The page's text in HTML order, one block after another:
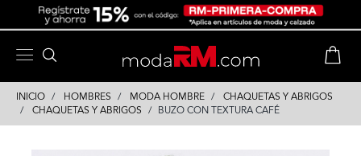
INICIO HOMBRES MODA HOMBRE
CHAQUETAS Y ABRIGOS
CHAQUETAS Y ABRIGOS
BUZO CON TEXTURA CAFÉ